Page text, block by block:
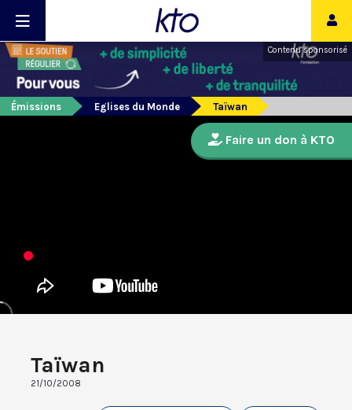
Contenu sponsorisé
Émissions Eglises du Monde Taïwan
Taïwan
21/10/2008
Faire un don à KTO